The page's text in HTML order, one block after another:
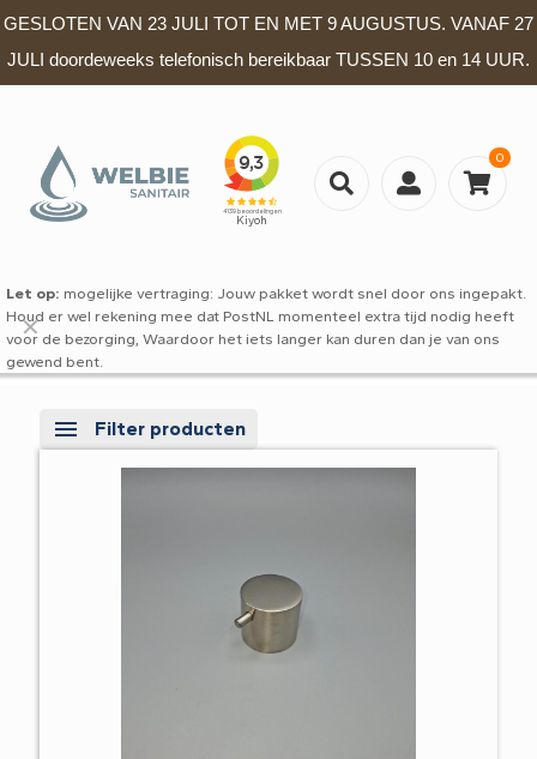
GESLOTEN VAN 23 JULI TOT EN MET 9 AUGUSTUS. VANAF 27
JULI doordeweeks telefonisch bereikbaar TUSSEN 10 en 14 UUR.
0
Let op: mogelijke vertraging: Jouw pakket wordt snel door ons ingepakt.
Houd er wel rekening mee dat PostNL momenteel extra tijd nodig heeft
voor de bezorging, Waardoor het iets langer kan duren dan je van ons
gewend bent.
✕
Filter producten